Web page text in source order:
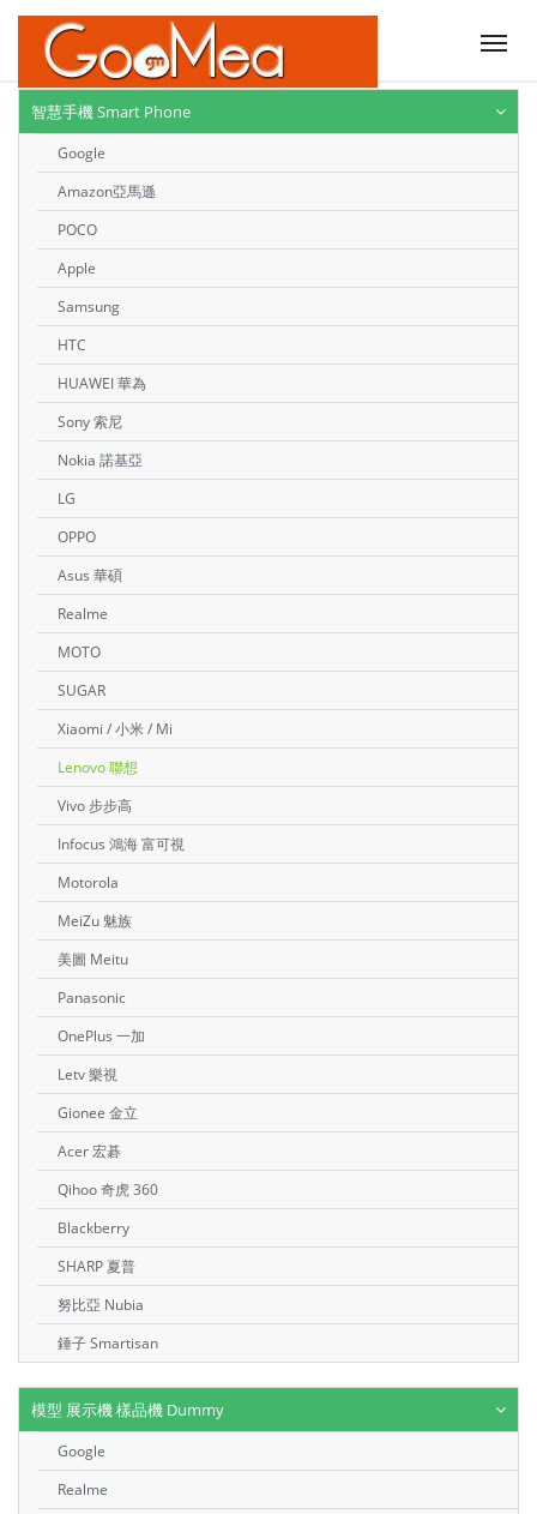
智慧手機 Smart Phone
Google
Amazon亞馬遜
POCO
Apple
Samsung
HTC
HUAWEI 華為
Sony 索尼
Nokia 諾基亞
LG
OPPO
Asus 華碩
Realme
MOTO
SUGAR
Xiaomi / 小米 / Mi
Lenovo 聯想
Vivo 步步高
Infocus 鴻海 富可視
Motorola
MeiZu 魅族
美圖 Meitu
Panasonic
OnePlus 一加
Letv 樂視
Gionee 金立
Acer 宏碁
Qihoo 奇虎 360
Blackberry
SHARP 夏普
努比亞 Nubia
錘子 Smartisan
模型 展示機 樣品機 Dummy
Google
Realme